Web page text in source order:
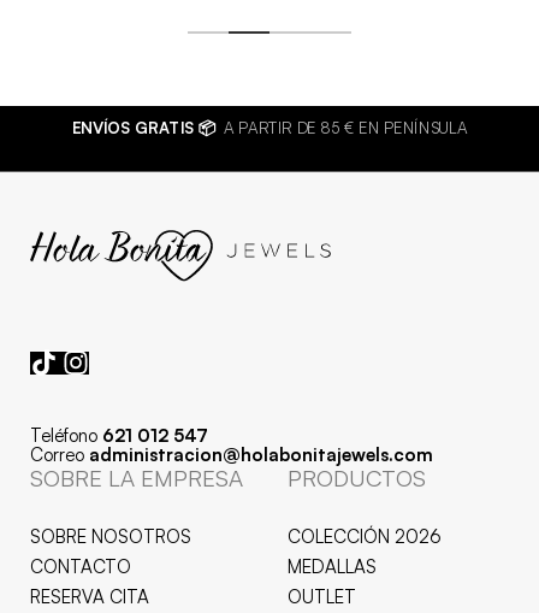
ENVÍOS GRATIS 📦 A PARTIR DE 85 € EN PENÍNSULA
Teléfono 621 012 547
Correo administracion@holabonitajewels.com
SOBRE LA EMPRESA
SOBRE NOSOTROS
CONTACTO
RESERVA CITA
PRODUCTOS
COLECCIÓN 2026
MEDALLAS
OUTLET